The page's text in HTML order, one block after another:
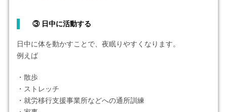
③ 日中に活動する
日中に体を動かすことで、夜眠りやすくなります。
例えば
・散歩
・ストレッチ
・就労移行支援事業所などへの通所訓練